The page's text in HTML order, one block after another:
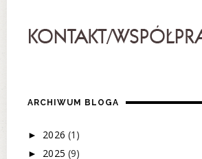
ARCHIWUM BLOGA
► 2026 (1)
► 2025 (9)